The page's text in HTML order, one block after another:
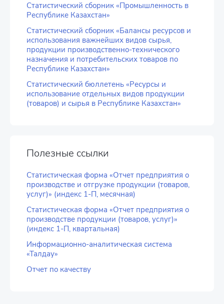
Статистический сборник «Промышленность в
Республике Казахстан»
Статистический сборник «Балансы ресурсов и
использования важнейших видов сырья,
продукции производственно-технического
назначения и потребительских товаров по
Республике Казахстан»
Статистический бюллетень «Ресурсы и
использование отдельных видов продукции
(товаров) и сырья в Республике Казахстан»
Полезные ссылки
Статистическая форма «Отчет предприятия о
производстве и отгрузке продукции (товаров,
услуг)» (индекс 1-П, месячная)
Статистическая форма «Отчет предприятия о
производстве продукции (товаров, услуг)»
(индекс 1-П, квартальная)
Информационно-аналитическая система
«Талдау»
Отчет по качеству